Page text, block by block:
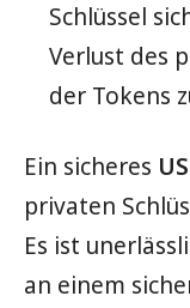
Schlüssel
Verlust des
der Tokens
Ein sicheres
privaten
Es ist
an einem